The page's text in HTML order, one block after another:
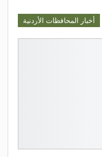
أخبار المحافظات الأردنية